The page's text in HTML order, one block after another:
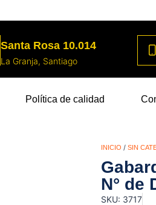
Santa Rosa 10.014
La Granja, Santiago
Política de calidad
INICIO / SIN
N° de
SKU: 3717